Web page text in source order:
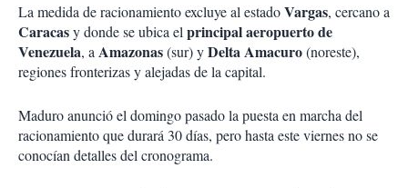
La medida de racionamiento excluye al estadoVargas, cercano a
Caracasy donde se ubica elprincipal aeropuerto de
Venezuela, aAmazonas(sur) yDelta Amacuro(noreste),
regiones fronterizas y alejadas de la capital.
Maduro anunció el domingo pasado la puesta en marcha del
racionamiento que durará 30 días, pero hasta este viernes no se
conocían detalles del cronograma.